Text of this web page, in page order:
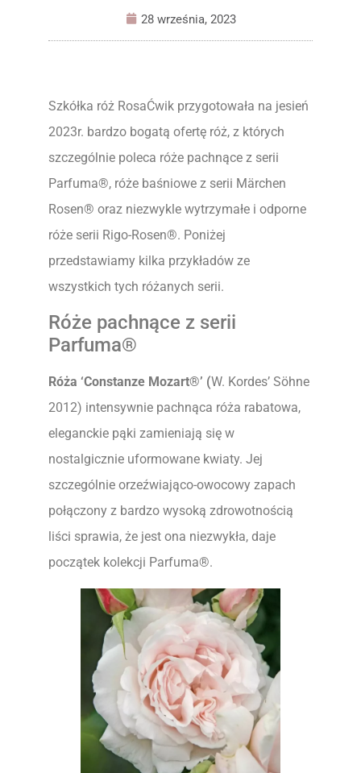
28 września, 2023
Szkółka róż RosaĆwik przygotowała na jesień
2023r. bardzo bogatą ofertę róż, z których
szczególnie poleca róże pachnące z serii
Parfuma®, róże baśniowe z serii Märchen
Rosen® oraz niezwykle wytrzymałe i odporne
róże serii Rigo-Rosen®. Poniżej
przedstawiamy kilka przykładów ze
wszystkich tych różanych serii.
Róże pachnące z serii
Parfuma®
Róża ‘Constanze Mozart®’ (W. Kordes’ Söhne
2012) intensywnie pachnąca róża rabatowa,
eleganckie pąki zamieniają się w
nostalgicznie uformowane kwiaty. Jej
szczególnie orzeźwiająco-owocowy zapach
połączony z bardzo wysoką zdrowotnością
liści sprawia, że jest ona niezwykła, daje
początek kolekcji Parfuma®.